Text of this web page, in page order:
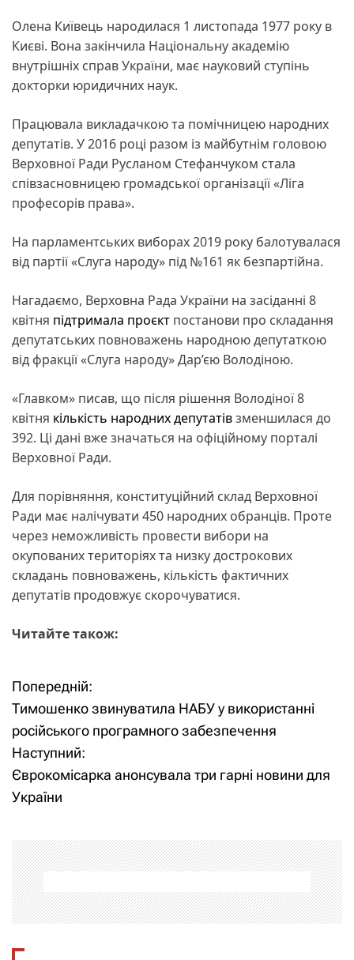
Олена Київець народилася 1 листопада 1977 року в
Києві. Вона закінчила Національну академію
внутрішніх справ України, має науковий ступінь
докторки юридичних наук.
Працювала викладачкою та помічницею народних
депутатів. У 2016 році разом із майбутнім головою
Верховної Ради Русланом Стефанчуком стала
співзасновницею громадської організації «Ліга
професорів права».
На парламентських виборах 2019 року балотувалася
від партії «Слуга народу» під №161 як безпартійна.
Нагадаємо, Верховна Рада України на засіданні 8
квітня підтримала проєкт постанови про складання
депутатських повноважень народною депутаткою
від фракції «Слуга народу» Дар’єю Володіною.
«Главком» писав, що після рішення Володіної 8
квітня кількість народних депутатівзменшилася до
392. Ці дані вже значаться на офіційному порталі
Верховної Ради.
Для порівняння, конституційний склад Верховної
Ради має налічувати 450 народних обранців. Проте
через неможливість провести вибори на
окупованих територіях та низку дострокових
складань повноважень, кількість фактичних
депутатів продовжує скорочуватися.
Читайте також:
Н
а
в
і
а
ц
і
Попередній:
Тимошенко звинуватила НАБУ у використанні
російського програмного забезпечення
Наступний:
Єврокомісарка анонсувала три гарні новини для
України